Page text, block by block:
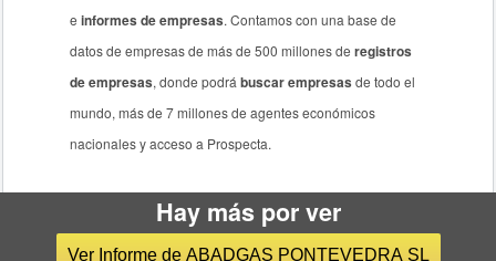
einformes de empresas. Contamos con una base de
datos de empresas de más de 500 millones deregistros
de empresas, donde podrábuscar empresas de todo el
mundo, más de 7 millones de agentes económicos
nacionales y acceso a Prospecta.
Hay más por ver
Ver Informe de ABADGAS PONTEVEDRA SL